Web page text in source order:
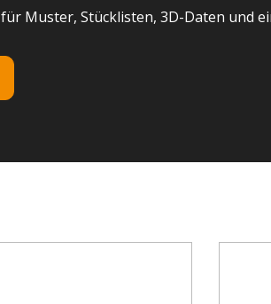
Muster, Stücklisten, 3D-Daten und